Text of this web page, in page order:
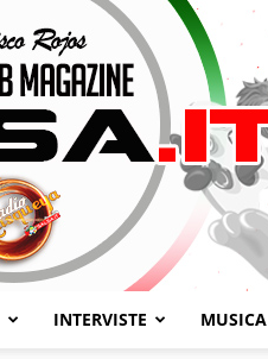
INTERVISTE MUSICA